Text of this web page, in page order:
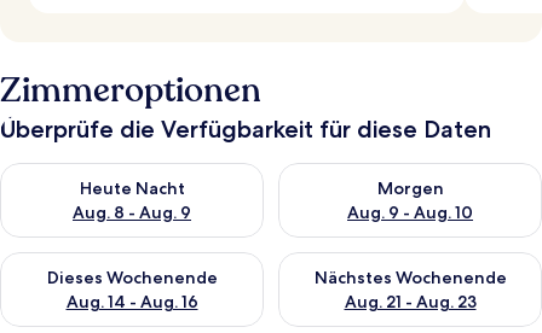
Zimmeroptionen
Überprüfe die Verfügbarkeit für diese Daten
Heute Nacht
Aug. 8 - Aug. 9
Überprüfe die Verfügbarkeit für heute Nacht, Aug. 8 - Aug. 9.
Morgen
Aug. 9 - Aug. 10
Überprüfe die Verfügbarkeit
Dieses Wochenende
Aug. 14 - Aug. 16
Überprüfe die Verfügbarkeit für dieses Wochenende, Aug. 14
Nächstes Wochenende
Aug. 21 - Aug. 23
Überprüfe die Verfügbarkeit